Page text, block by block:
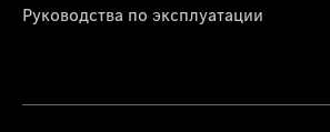
Руководства по эксплуатации